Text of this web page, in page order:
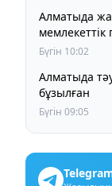
Алматыда жаңа
Бүгін 10:02
Алматыда
бұзылған
Бүгін 09:05